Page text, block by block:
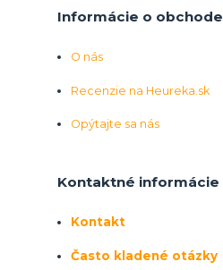
Informácie o obchode
O nás
Recenzie na Heureka.sk
Opýtajte sa nás
Kontaktné informácie
Kontakt
Často kladené otázky